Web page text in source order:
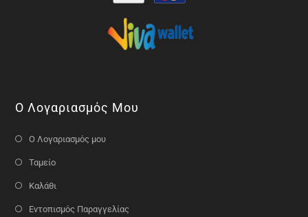
Ο Λογαριασμός Μου
Ο Λογαριασμός μου
Ταμείο
Καλάθι
Εντοπισμός Παραγγελίας